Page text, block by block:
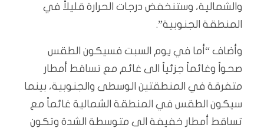
والشمالية، وستنخفض درجات الحرارة قليلاً في
المنطقة الجنوبية”.
وأضاف “أما في يوم السبت فسيكون الطقس
صحواً وغائماً جزئياً الى غائم مع تساقط أمطار
متفرقة في المنطقتين الوسطى والجنوبية، بينما
سيكون الطقس في المنطقة الشمالية غائماً مع
تساقط أمطار خفيفة الى متوسطة الشدة وتكون